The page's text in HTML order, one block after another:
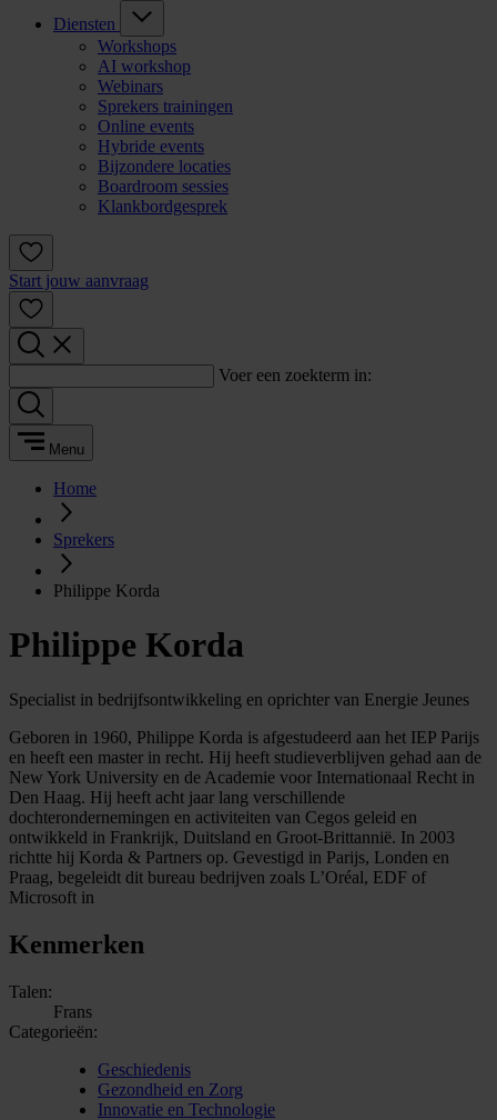
Diensten
Workshops
AI workshop
Webinars
Sprekers trainingen
Online events
Hybride events
Bijzondere locaties
Boardroom sessies
Klankbordgesprek
Start jouw aanvraag
Voer een zoekterm in:
Menu
Home
Sprekers
Philippe Korda
Philippe Korda
Specialist in bedrijfsontwikkeling en oprichter van Energie Jeunes
Geboren in 1960, Philippe Korda is afgestudeerd aan het IEP Parijs
en heeft een master in recht. Hij heeft studieverblijven gehad aan de
New York University en de Academie voor Internationaal Recht in
Den Haag. Hij heeft acht jaar lang verschillende
dochterondernemingen en activiteiten van Cegos geleid en
ontwikkeld in Frankrijk, Duitsland en Groot-Brittannië. In 2003
richtte hij Korda & Partners op. Gevestigd in Parijs, Londen en
Praag, begeleidt dit bureau bedrijven zoals L’Oréal, EDF of
Microsoft in
Kenmerken
Talen:
Frans
Categorieën:
Geschiedenis
Gezondheid en Zorg
Innovatie en Technologie